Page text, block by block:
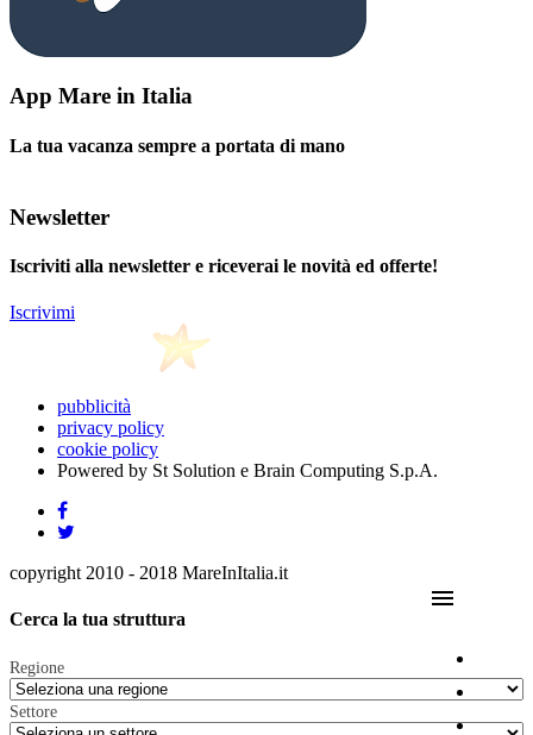
App Mare in Italia
La tua vacanza sempre a portata di mano
Newsletter
Iscriviti alla newsletter e riceverai le novità ed offerte!
Iscrivimi
pubblicità
privacy policy
cookie policy
Powered by St Solution e Brain Computing S.p.A.
copyright 2010 - 2018 MareInItalia.it
menu
Cerca la tua struttura
Regione
Settore